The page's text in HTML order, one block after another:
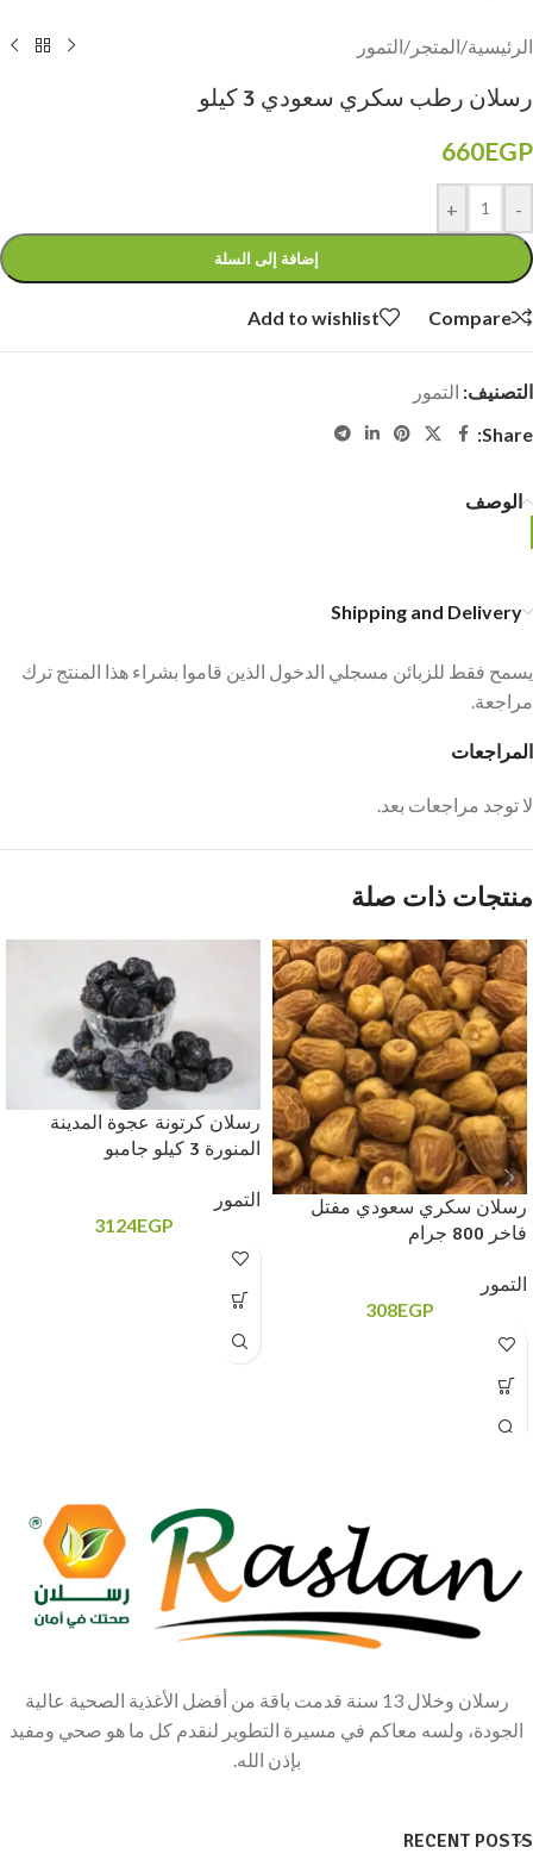
الرئيسية/المتجر /التمور
رسلان رطب سكري سعودي 3 كيلو
660EGP
-
+
إضافة إلى السلة
Compare
Add to wishlist
التصنيف: التمور
Share:
الوصف
Shipping and Delivery
المراجعات
لا توجد مراجعات بعد.
يسمح فقط للزبائن مسجلي الدخول الذين قاموا بشراء هذا المنتج ترك
مراجعة.
منتجات ذات صلة
رسلان سكري سعودي مفتل
فاخر 800 جرام
التمور
308EGP
رسلان كرتونة عجوة المدينة
المنورة 3 كيلو جامبو
التمور
3124EGP
رسلان وخلال 13 سنة قدمت باقة من أفضل الأغذية الصحية عالية
الجودة، ولسه معاكم في مسيرة التطوير لنقدم كل ما هو صحي ومفيد
بإذن الله.
RECENT POSTS